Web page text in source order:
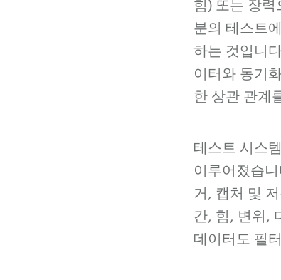
힘) 또는 장
분의 테스트
하는 것입니
이터와 동기
한 상관 관계
테스트 시스
이루어졌습
거, 캡처 및
간, 힘, 변위,
데이터도 필